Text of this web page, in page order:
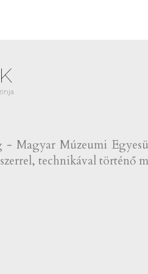
Magyar Múzeumi
technikával történő